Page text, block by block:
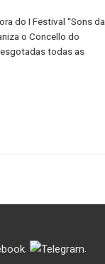
do I Festival “Sons da
o Concello do
todas as
. .